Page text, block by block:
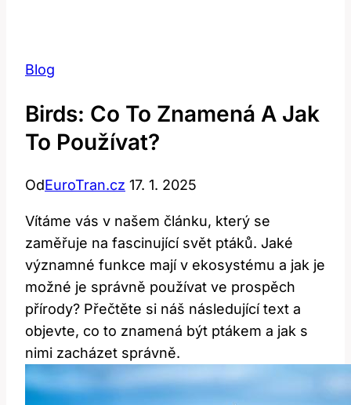
Blog
Birds: Co To Znamená A Jak
To Používat?
OdEuroTran.cz 17. 1. 2025
Vítáme vás v našem článku, který se
zaměřuje na fascinující svět ptáků. Jaké
významné funkce mají v ekosystému a jak je
možné je správně používat ve prospěch
přírody? Přečtěte si náš následující text a
objevte, co to znamená být ptákem a jak s
nimi zacházet správně.